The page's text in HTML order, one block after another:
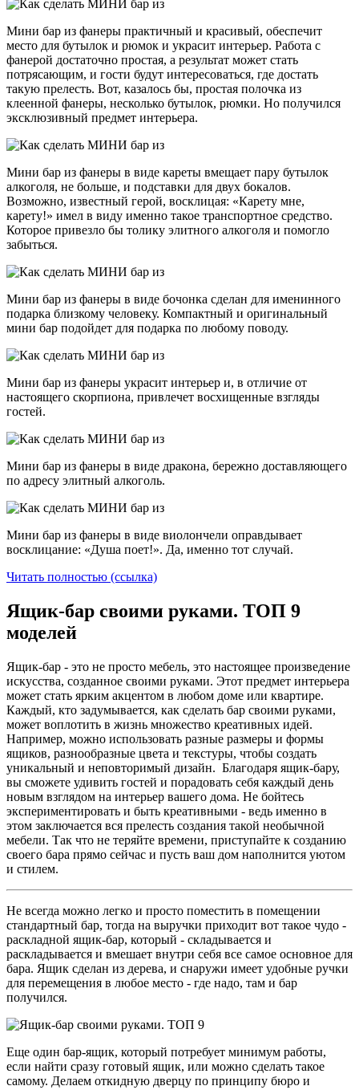
Мини бар из фанеры практичный и красивый, обеспечит
место для бутылок и рюмок и украсит интерьер. Работа с
фанерой достаточно простая, а результат может стать
потрясающим, и гости будут интересоваться, где достать
такую прелесть. Вот, казалось бы, простая полочка из
клеенной фанеры, несколько бутылок, рюмки. Но получился
эксклюзивный предмет интерьера.
Мини бар из фанеры в виде кареты вмещает пару бутылок
алкоголя, не больше, и подставки для двух бокалов.
Возможно, известный герой, восклицая: «Карету мне,
карету!» имел в виду именно такое транспортное средство.
Которое привезло бы толику элитного алкоголя и помогло
забыться.
Мини бар из фанеры в виде бочонка сделан для именинного
подарка близкому человеку. Компактный и оригинальный
мини бар подойдет для подарка по любому поводу.
Мини бар из фанеры украсит интерьер и, в отличие от
настоящего скорпиона, привлечет восхищенные взгляды
гостей.
Мини бар из фанеры в виде дракона, бережно доставляющего
по адресу элитный алкоголь.
Мини бар из фанеры в виде виолончели оправдывает
восклицание: «Душа поет!». Да, именно тот случай.
Читать полностью (ссылка)
Ящик-бар своими руками. ТОП 9
моделей
Ящик-бар - это не просто мебель, это настоящее произведение
искусства, созданное своими руками. Этот предмет интерьера
может стать ярким акцентом в любом доме или квартире.
Каждый, кто задумывается, как сделать бар своими руками,
может воплотить в жизнь множество креативных идей.
Например, можно использовать разные размеры и формы
ящиков, разнообразные цвета и текстуры, чтобы создать
уникальный и неповторимый дизайн. Благодаря ящик-бару,
вы сможете удивить гостей и порадовать себя каждый день
новым взглядом на интерьер вашего дома. Не бойтесь
экспериментировать и быть креативными - ведь именно в
этом заключается вся прелесть создания такой необычной
мебели. Так что не теряйте времени, приступайте к созданию
своего бара прямо сейчас и пусть ваш дом наполнится уютом
и стилем.
Не всегда можно легко и просто поместить в помещении
стандартный бар, тогда на выручки приходит вот такое чудо -
раскладной ящик-бар, который - складывается и
раскладывается и вмешает внутри себя все самое основное для
бара. Ящик сделан из дерева, и снаружи имеет удобные ручки
для перемещения в любое место - где надо, там и бар
получился.
Еще один бар-ящик, который потребует минимум работы,
если найти сразу готовый ящик, или можно сделать такое
самому. Делаем откидную дверцу по принципу бюро и